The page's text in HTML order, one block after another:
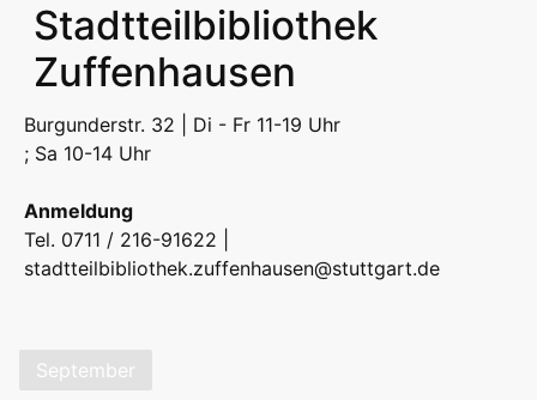
Stadtteilbibliothek
Zuffenhausen
Burgunderstr. 32 | Di - Fr 11-19 Uhr
; Sa 10-14 Uhr
Anmeldung
Tel. 0711 / 216-91622 |
stadtteilbibliothek.zuffenhausen@stuttgart.de
September